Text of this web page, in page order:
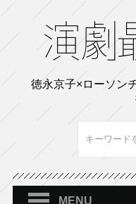
徳永京子×ローソン
MENU